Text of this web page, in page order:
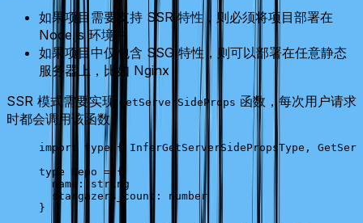
如果项目需要支持 SSR 特性，则必须将项目部署在
Node.js 环境中
如果项目中仅包含 SSG 特性，则可以部署在任意静态
服务器上，比如 Nginx
SSR 模式需要实现 getServerSideProps 函数，每次用户请求
时都会调用该函数。
import type { InferGetServerSidePropsType ,
type Repo = {
  name
:
string
  stargazers_count
:
number
}